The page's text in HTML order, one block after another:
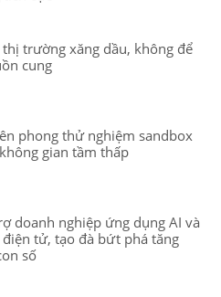
trường xăng dầu, không để
cung
phong thử nghiệm sandbox
gian tầm thấp
doanh nghiệp ứng dụng AI và
tử, tạo đà bứt phá tăng
số